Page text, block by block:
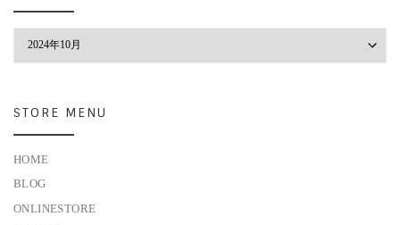
STORE MENU
HOME
BLOG
ONLINESTORE